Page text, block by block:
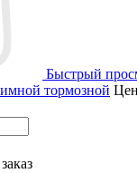
Быстрый
тормозной